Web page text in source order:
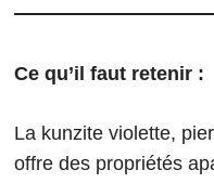
Ce qu’il faut retenir :
La kunzite violette,
offre des propriétés